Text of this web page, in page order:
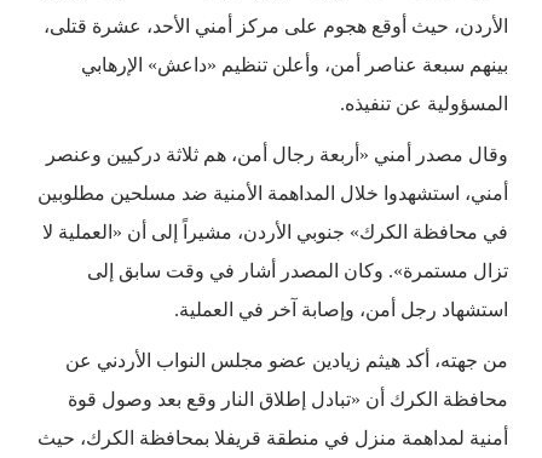
الأردن، حيث أوقع هجوم على مركز أمني الأحد، عشرة قتلى،
بينهم سبعة عناصر أمن، وأعلن تنظيم «داعش» الإرهابي
المسؤولية عن تنفيذه.
وقال مصدر أمني «أربعة رجال أمن، هم ثلاثة دركيين وعنصر
أمني، استشهدوا خلال المداهمة الأمنية ضد مسلحين مطلوبين
في محافظة الكرك» جنوبي الأردن، مشيراً إلى أن «العملية لا
تزال مستمرة». وكان المصدر أشار في وقت سابق إلى
استشهاد رجل أمن، وإصابة آخر في العملية.
من جهته، أكد هيثم زيادين عضو مجلس النواب الأردني عن
محافظة الكرك أن «تبادل إطلاق النار وقع بعد وصول قوة
أمنية لمداهمة منزل في منطقة قريفلا بمحافظة الكرك، حيث